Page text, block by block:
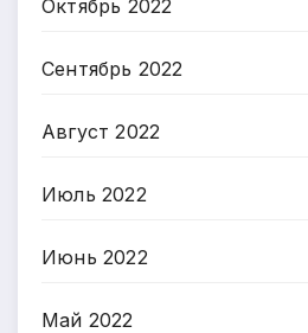
Октябрь 2022
Сентябрь 2022
Август 2022
Июль 2022
Июнь 2022
Май 2022